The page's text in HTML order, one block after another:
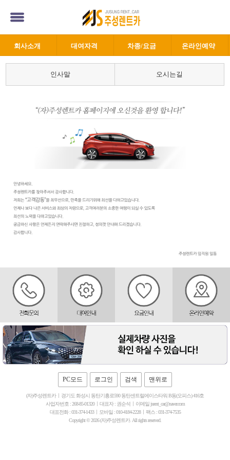
회사소개 대여자격 차종/요금 온라인예약
인사말 오시는길
PC모드 로그인 검색 맨위로
(자)주성렌트카
경기도 화성시 동탄기흥로590 동탄센트럴에이스타워 B동(오피스) 416호
사업자번호 : 268-85-01320
대표자 : 권순석
이메일 jsrent_car@naver.com
대표전화 : 031-374-1433
모바일 : 010-4184-2228
팩스 : 031-374-7535
Copyright © 2026 (자)주성렌트카. All rights reserved.